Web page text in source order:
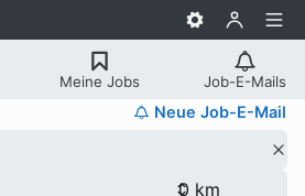
Meine Jobs Job-E-Mails
Neue Job-E-Mail